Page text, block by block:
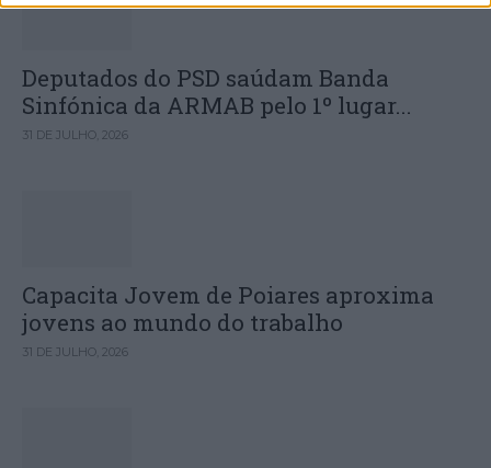
Deputados do PSD saúdam Banda
Sinfónica da ARMAB pelo 1º lugar...
31 DE JULHO, 2026
Capacita Jovem de Poiares aproxima
jovens ao mundo do trabalho
31 DE JULHO, 2026